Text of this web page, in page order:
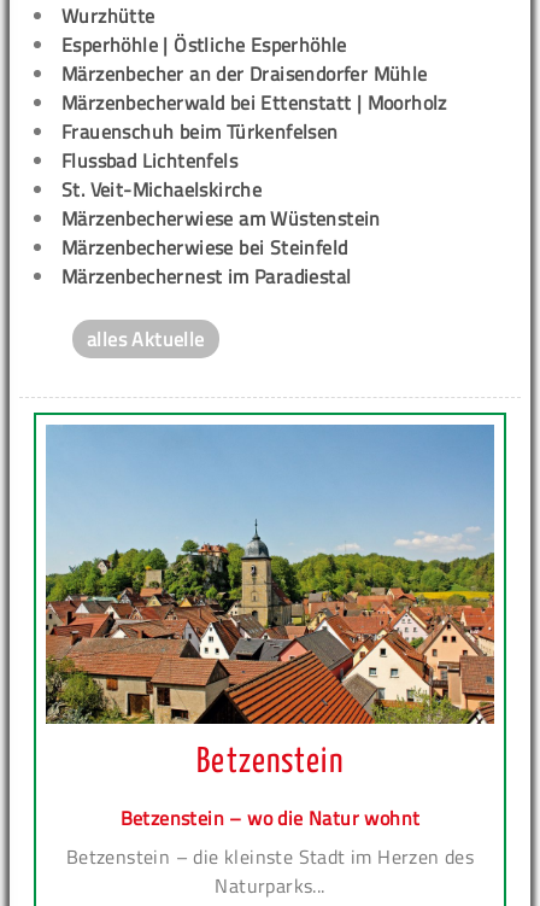
Wurzhütte
Esperhöhle | Östliche Esperhöhle
Märzenbecher an der Draisendorfer Mühle
Märzenbecherwald bei Ettenstatt | Moorholz
Frauenschuh beim Türkenfelsen
Flussbad Lichtenfels
St. Veit-Michaelskirche
Märzenbecherwiese am Wüstenstein
Märzenbecherwiese bei Steinfeld
Märzenbechernest im Paradiestal
alles Aktuelle
Betzenstein
Betzenstein – wo die Natur wohnt
Betzenstein – die kleinste Stadt im Herzen des
Naturparks...